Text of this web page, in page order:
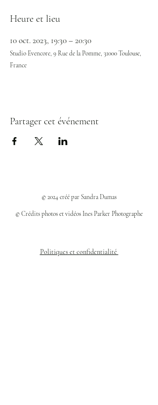
Heure et lieu
10 oct. 2023, 19:30 – 20:30
Studio Evencore, 9 Rue de la Pomme, 31000 Toulouse,
France
Partager cet événement
© 2024 créé par Sandra Dumas
© Crédits photos et vidéos Ines Parker Photographe
Politiques et confidentialité